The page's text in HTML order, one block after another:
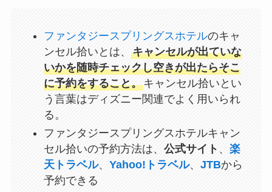
ファンタジースプリングスホテルのキャ
ンセル拾いとは、 キャンセルが出ていな
いかを随時チェックし空きが出たらそこ
に予約をすること。キャンセル拾いとい
う言葉はディズニー関連でよく用いられ
る。
ファンタジースプリングスホテルキャン
セル拾いの予約方法は、 公式サイト 、 楽
天トラベル、 Yahoo!トラベル、 JTBから
予約できる